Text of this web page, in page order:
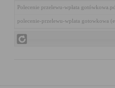
Polecenie przelewu-wpłata
polecenie-przelewu-wplata gotowkowa